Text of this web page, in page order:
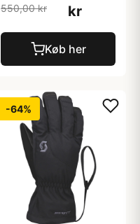
550,00 kr
kr
Køb her
-64%